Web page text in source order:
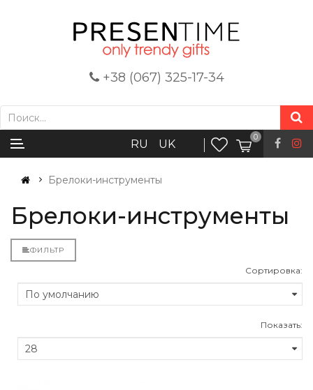
+38 (067) 325-17-34
RU UK
0
Брелоки-инструменты
Брелоки-инструменты
ФИЛЬТР
Сортировка:
Показать: